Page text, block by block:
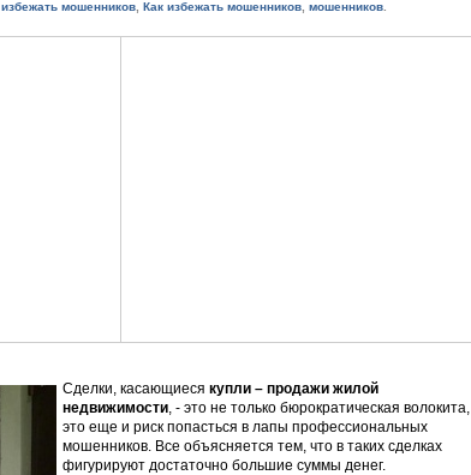
избежать мошенников, Как избежать мошенников, мошенников.
Сделки, касающиеся купли – продажи жилой
недвижимости, - это не только бюрократическая волокита,
это еще и риск попасться в лапы профессиональных
мошенников. Все объясняется тем, что в таких сделках
фигурируют достаточно большие суммы денег.